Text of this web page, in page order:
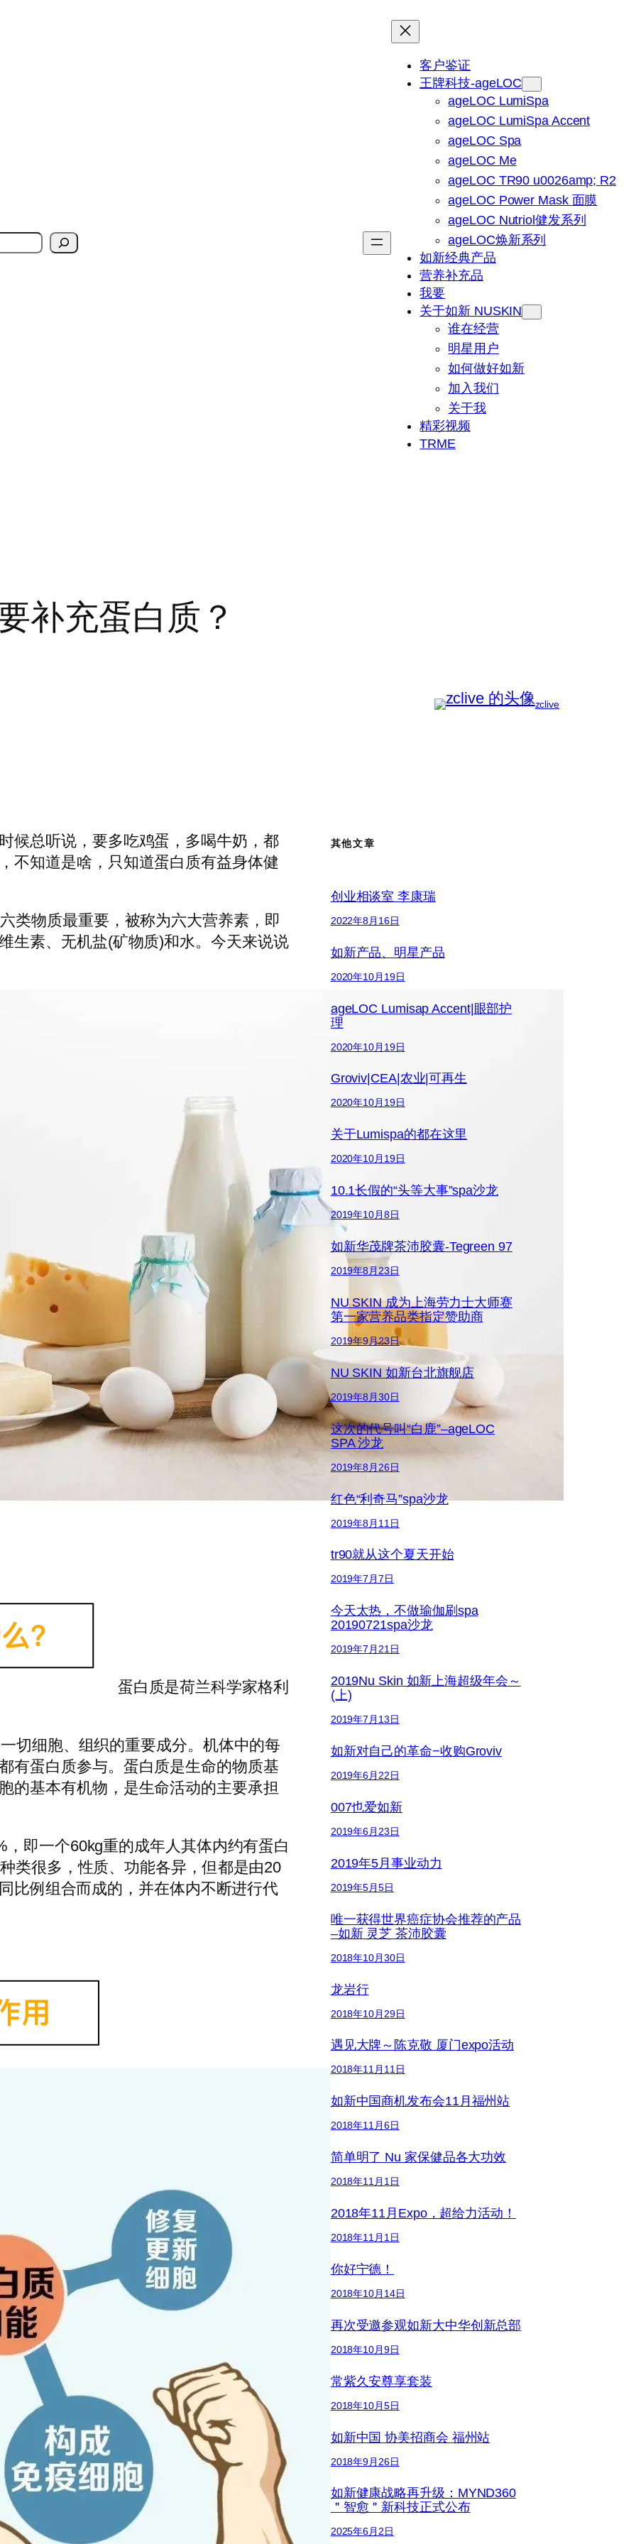
客户鉴证
王牌科技-ageLOC
ageLOC LumiSpa
ageLOC LumiSpa Accent
ageLOC Spa
ageLOC Me
ageLOC TR90 u0026amp; R2
ageLOC Power Mask 面膜
ageLOC Nutriol健发系列
ageLOC焕新系列
如新经典产品
营养补充品
我要
关于如新 NUSKIN
谁在经营
明星用户
如何做好如新
加入我们
关于我
精彩视频
TRME
补充蛋白质？
zclive
候总听说，要多吃鸡蛋，多喝牛奶，都
不知道是啥，只知道蛋白质有益身体健
类物质最重要，被称为六大营养素，即
生素、无机盐(矿物质)和水。今天来说说
蛋白质是荷兰科学家格利
切细胞、组织的重要成分。机体中的每
有蛋白质参与。蛋白质是生命的物质基
的基本有机物，是生命活动的主要承担
即一个60kg重的成年人其体内约有蛋白
类很多，性质、功能各异，但都是由20
比例组合而成的，并在体内不断进行代
其他文章
创业相谈室 李康瑞
2022年8月16日
如新产品、明星产品
2020年10月19日
ageLOC Lumisap Accent|眼部护
理
2020年10月19日
Groviv|CEA|农业|可再生
2020年10月19日
关于Lumispa的都在这里
2020年10月19日
10.1长假的“头等大事”spa沙龙
2019年10月8日
如新华茂牌茶沛胶囊-Tegreen 97
2019年8月23日
NU SKIN 成为上海劳力士大师赛
第一家营养品类指定赞助商
2019年9月23日
NU SKIN 如新台北旗舰店
2019年8月30日
这次的代号叫“白鹿”–ageLOC
SPA 沙龙
2019年8月26日
红色“利奇马”spa沙龙
2019年8月11日
tr90就从这个夏天开始
2019年7月7日
今天太热，不做瑜伽刷spa
20190721spa沙龙
2019年7月21日
2019Nu Skin 如新上海超级年会～
(上)
2019年7月13日
如新对自己的革命−收购Groviv
2019年6月22日
007也爱如新
2019年6月23日
2019年5月事业动力
2019年5月5日
唯一获得世界癌症协会推荐的产品
–如新 灵芝 茶沛胶囊
2018年10月30日
龙岩行
2018年10月29日
遇见大牌～陈克敬 厦门expo活动
2018年11月11日
如新中国商机发布会11月福州站
2018年11月6日
简单明了 Nu 家保健品各大功效
2018年11月1日
2018年11月Expo，超给力活动！
2018年11月1日
你好宁德！
2018年10月14日
再次受邀参观如新大中华创新总部
2018年10月9日
常紫久安尊享套装
2018年10月5日
如新中国 协美招商会 福州站
2018年9月26日
如新健康战略再升级：MYND360
＂智愈＂新科技正式公布
2025年6月2日